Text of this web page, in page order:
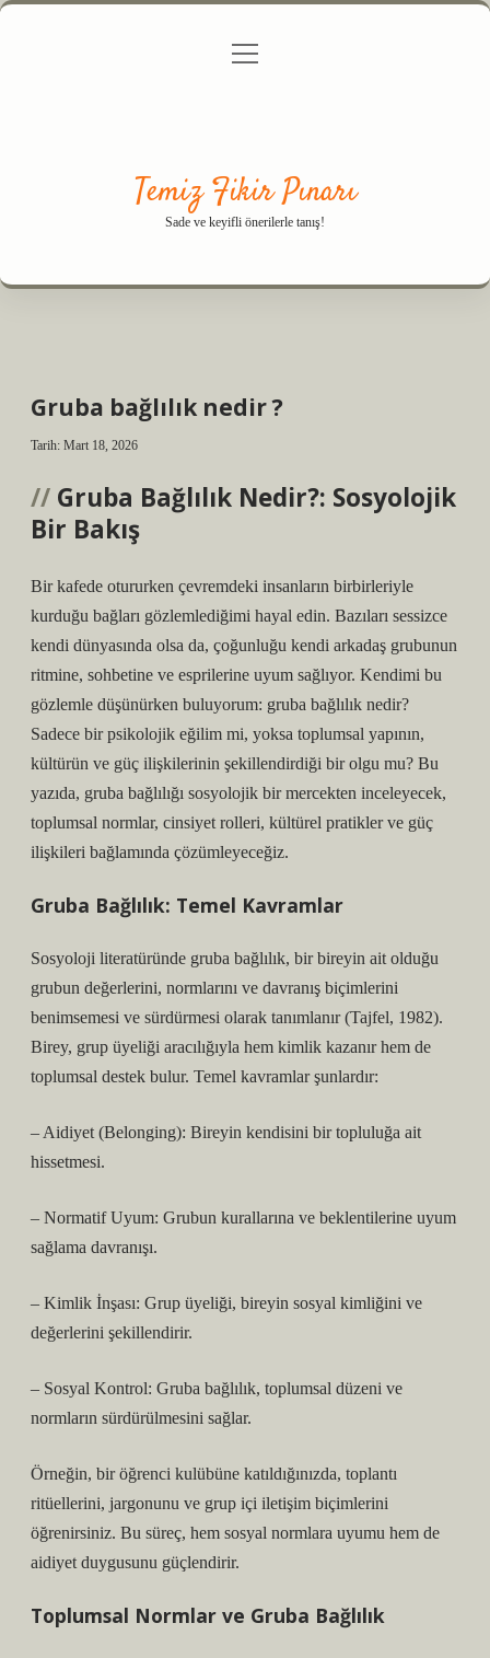
Gizlilik Politikası
menüyü
Temiz Fikir Pınarı
Sade ve keyifli önerilerle tanış!
Gruba bağlılık nedir ?
Tarih: Mart 18, 2026
Gruba Bağlılık Nedir?: Sosyolojik
Bir Bakış
Bir kafede otururken çevremdeki insanların birbirleriyle
kurduğu bağları gözlemlediğimi hayal edin. Bazıları sessizce
kendi dünyasında olsa da, çoğunluğu kendi arkadaş grubunun
ritmine, sohbetine ve esprilerine uyum sağlıyor. Kendimi bu
gözlemle düşünürken buluyorum: gruba bağlılık nedir?
Sadece bir psikolojik eğilim mi, yoksa toplumsal yapının,
kültürün ve güç ilişkilerinin şekillendirdiği bir olgu mu? Bu
yazıda, gruba bağlılığı sosyolojik bir mercekten inceleyecek,
toplumsal normlar, cinsiyet rolleri, kültürel pratikler ve güç
ilişkileri bağlamında çözümleyeceğiz.
Gruba Bağlılık: Temel Kavramlar
Sosyoloji literatüründe gruba bağlılık, bir bireyin ait olduğu
grubun değerlerini, normlarını ve davranış biçimlerini
benimsemesi ve sürdürmesi olarak tanımlanır (Tajfel, 1982).
Birey, grup üyeliği aracılığıyla hem kimlik kazanır hem de
toplumsal destek bulur. Temel kavramlar şunlardır:
– Aidiyet (Belonging): Bireyin kendisini bir topluluğa ait
hissetmesi.
– Normatif Uyum: Grubun kurallarına ve beklentilerine uyum
sağlama davranışı.
– Kimlik İnşası: Grup üyeliği, bireyin sosyal kimliğini ve
değerlerini şekillendirir.
– Sosyal Kontrol: Gruba bağlılık, toplumsal düzeni ve
normların sürdürülmesini sağlar.
Örneğin, bir öğrenci kulübüne katıldığınızda, toplantı
ritüellerini, jargonunu ve grup içi iletişim biçimlerini
öğrenirsiniz. Bu süreç, hem sosyal normlara uyumu hem de
aidiyet duygusunu güçlendirir.
Toplumsal Normlar ve Gruba Bağlılık